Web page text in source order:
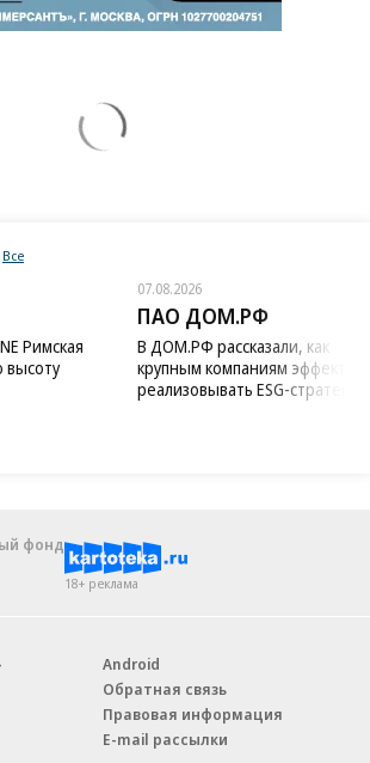
Все
Римская
высоту
07.08.2026
ПАО ДОМ.РФ
В ДОМ.РФ рассказали, как
крупным компаниям
реализовывать ESG-стратегию
фонд
18+ реклама
Android
Обратная связь
Правовая информация
E-mail рассылки